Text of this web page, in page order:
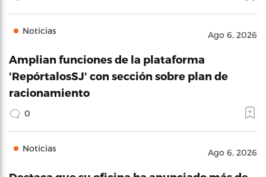
Noticias Ago 6, 2026
Amplian funciones de la plataforma
'RepórtalosSJ' con sección sobre plan de
racionamiento
0
Noticias Ago 6, 2026